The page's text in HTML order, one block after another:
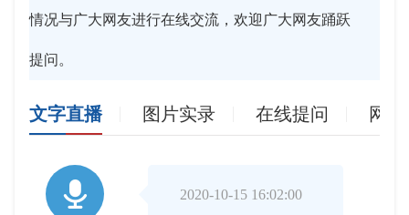
情况与广大网友进行在线交流，欢迎广大网友踊跃
提问。
文字直播 图片实录 在线提问 网

2020-10-15 16:02:00